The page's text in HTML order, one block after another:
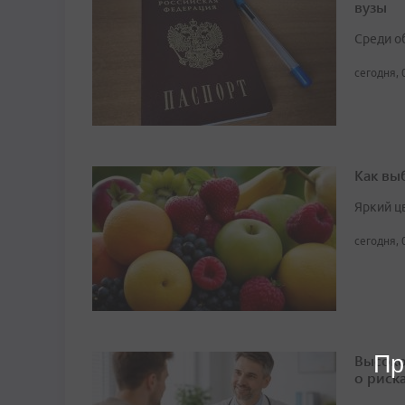
вузы
Среди
сегодня,
Как
Яркий
сегодня,
о